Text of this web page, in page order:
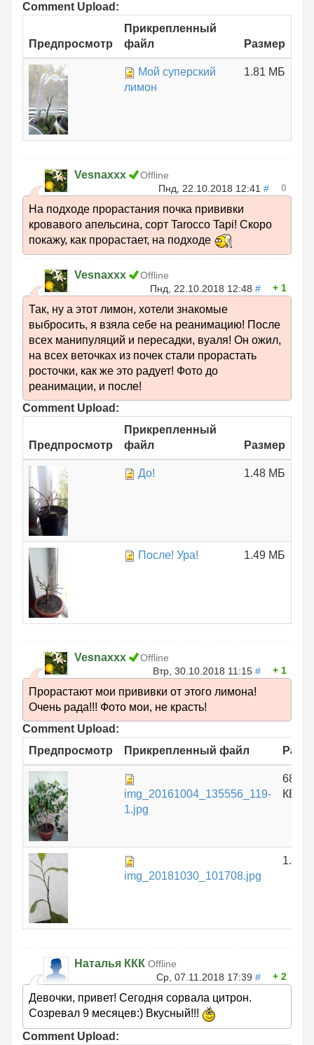
Comment Upload:
Предпросмотр
Прикрепленный
файл
Размер
Мой суперский
лимон
1.81 МБ
Vesnaxxx
Offline
Пнд, 22.10.2018 12:41 # 0
На подходе прорастания почка прививки
кровавого апельсина, сорт Tarocco Tapi! Скоро
покажу, как прорастает, на подходе
Vesnaxxx
Offline
Пнд, 22.10.2018 12:48 # 1
Так, ну а этот лимон, хотели знакомые
выбросить, я взяла себе на реанимацию! После
всех манипуляций и пересадки, вуаля! Он ожил,
на всех веточках из почек стали прорастать
росточки, как же это радует! Фото до
реанимации, и после!
Comment Upload:
Предпросмотр
Прикрепленный
файл
Размер
До! 1.48 МБ
После! Ура! 1.49 МБ
Vesnaxxx
Offline
Втр, 30.10.2018 11:15 # 1
Прорастают мои прививки от этого лимона!
Очень рада!!! Фото мои, не красть!
Comment Upload:
Предпросмотр
Прикрепленный файл
img_20161004_135556_119-
1.jpg
КБ
img_20181030_101708.jpg
1.51
Наталья ККК Offline
Ср, 07.11.2018 17:39 # 2
Девочки, привет! Сегодня сорвала цитрон.
Созревал 9 месяцев:) Вкусный!!!
Comment Upload: